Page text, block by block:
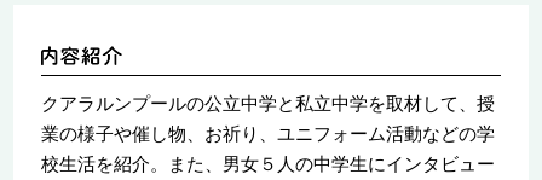
クアラルンプールの公立中学と私立中学を取材して、授
業の様子や催し物、お祈り、ユニフォーム活動などの学
校生活を紹介。また、男女５人の中学生にインタビュー